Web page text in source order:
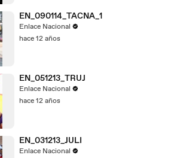
EN_090114_TACNA_1
Enlace Nacional
hace 12 años
EN_051213_TRUJ
Enlace Nacional
hace 12 años
EN_031213_JULI
Enlace Nacional